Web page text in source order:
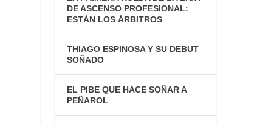
DE ASCENSO PROFESIONAL:
ESTÁN LOS ÁRBITROS
THIAGO ESPINOSA Y SU DEBUT
SOÑADO
EL PIBE QUE HACE SOÑAR A
PEÑAROL